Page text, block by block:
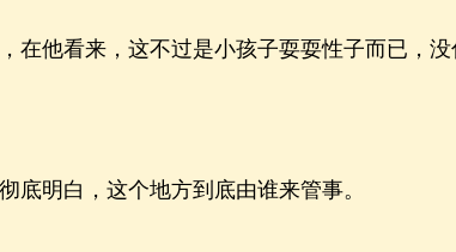
他看来，这不过是小孩子耍耍性子而已，没
明白，这个地方到底由谁来管事。